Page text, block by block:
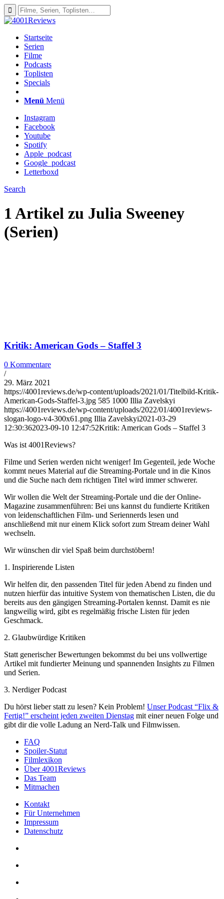
Startseite
Serien
Filme
Podcasts
Toplisten
Specials
Menü Menü
Instagram
Facebook
Youtube
Spotify
Apple_podcast
Google_podcast
Letterboxd
Search
1 Artikel zu Julia Sweeney
(Serien)
Kritik: American Gods – Staffel 3
0 Kommentare
/
29. März 2021
https://4001reviews.de/wp-content/uploads/2021/01/Titelbild-Kritik-
American-Gods-Staffel-3.jpg 585 1000 Illia Zavelskyi
https://4001reviews.de/wp-content/uploads/2022/01/4001reviews-
slogan-logo-v4-300x61.png Illia Zavelskyi2021-03-29
12:30:362023-09-10 12:47:52Kritik: American Gods – Staffel 3
Was ist 4001Reviews?
Filme und Serien werden nicht weniger! Im Gegenteil, jede Woche
kommt neues Material auf die Streaming-Portale und in die Kinos
und die Suche nach dem richtigen Titel wird immer schwerer.
Wir wollen die Welt der Streaming-Portale und die der Online-
Magazine zusammenführen: Bei uns kannst du fundierte Kritiken
von leidenschaftlichen Film- und Seriennerds lesen und
anschließend mit nur einem Klick sofort zum Stream deiner Wahl
wechseln.
Wir wünschen dir viel Spaß beim durchstöbern!
1. Inspirierende Listen
Wir helfen dir, den passenden Titel für jeden Abend zu finden und
nutzen hierfür das intuitive System von thematischen Listen, die du
bereits aus den gängigen Streaming-Portalen kennst. Damit es nie
langweilig wird, gibt es regelmäßig frische Listen für jeden
Geschmack.
2. Glaubwürdige Kritiken
Statt generischer Bewertungen bekommst du bei uns vollwertige
Artikel mit fundierter Meinung und spannenden Insights zu Filmen
und Serien.
3. Nerdiger Podcast
Du hörst lieber statt zu lesen? Kein Problem! Unser Podcast “Flix &
Fertig!” erscheint jeden zweiten Dienstag mit einer neuen Folge und
gibt dir die volle Ladung an Nerd-Talk und Filmwissen.
FAQ
Spoiler-Statut
Filmlexikon
Über 4001Reviews
Das Team
Mitmachen
Kontakt
Für Unternehmen
Impressum
Datenschutz